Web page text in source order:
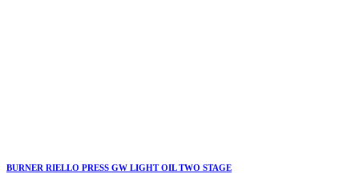
BURNER RIELLO PRESS GW LIGHT OIL TWO STAGE